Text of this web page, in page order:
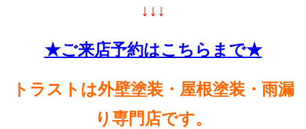
↓↓↓
★ご来店予約はこちらまで★
トラストは外壁塗装・屋根塗装・雨漏
り専門店です。